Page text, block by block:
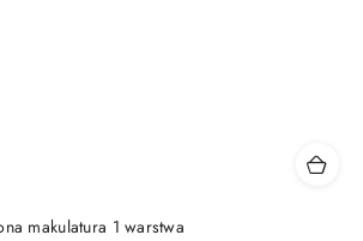
makulatura 1 warstwa